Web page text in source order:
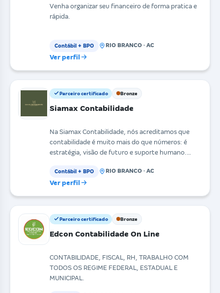
Venha organizar seu financeiro de forma pratica e
rápida.
Contábil + BPO RIO BRANCO · AC
Ver perfil
Parceiro certificado Bronze
Siamax Contabilidade
Na Siamax Contabilidade, nós acreditamos que
contabilidade é muito mais do que números: é
estratégia, visão de futuro e suporte humano.
Contábil + BPO RIO BRANCO · AC
Ver perfil
Parceiro certificado Bronze
Edcon Contabilidade On Line
CONTABILIDADE, FISCAL, RH, TRABALHO COM
TODOS OS REGIME FEDERAL, ESTADUAL E
MUNICIPAL.